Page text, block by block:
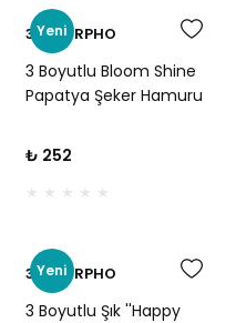
Yeni
3D MORPHO
3 Boyutlu Bloom Shine
Papatya Şeker Hamuru
Bahar, Doğum Günü ve
Neşeli Butik Kurabiyeler
İçin
₺ 252
Yeni
3D MORPHO
3 Boyutlu Şık ''Happy